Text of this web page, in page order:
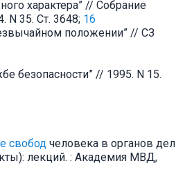
характера” // Собрание
N 35. Ст. 3648; 16
положении” // СЗ
безопасности” // 1995. N 15.
свобод человека в органов дел
лекций. : Академия МВД,